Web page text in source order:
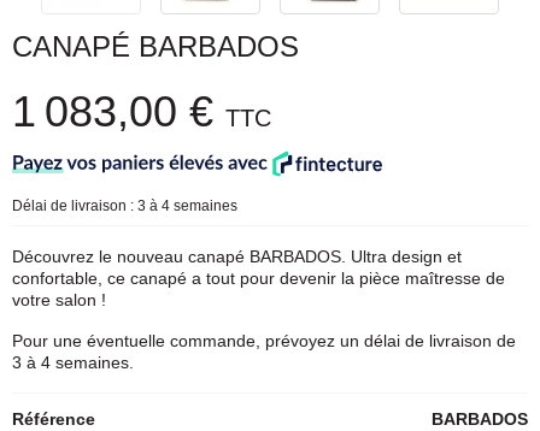
CANAPÉ BARBADOS
1 083,00 € TTC
Délai de livraison : 3 à 4 semaines
Découvrez le nouveau canapé BARBADOS. Ultra design et
confortable, ce canapé a tout pour devenir la pièce maîtresse de
votre salon !
Pour une éventuelle commande, prévoyez un délai de livraison de
3 à 4 semaines.
Référence BARBADOS